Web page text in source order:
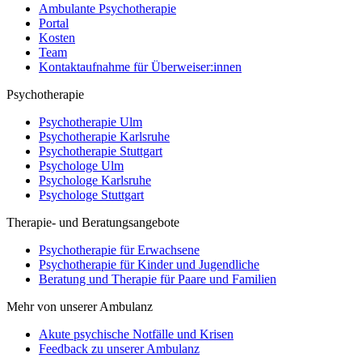
Ambulante Psychotherapie
Portal
Kosten
Team
Kontaktaufnahme für Überweiser:innen
Psychotherapie
Psychotherapie Ulm
Psychotherapie Karlsruhe
Psychotherapie Stuttgart
Psychologe Ulm
Psychologe Karlsruhe
Psychologe Stuttgart
Therapie- und Beratungsangebote
Psychotherapie für Erwachsene
Psychotherapie für Kinder und Jugendliche
Beratung und Therapie für Paare und Familien
Mehr von unserer Ambulanz
Akute psychische Notfälle und Krisen
Feedback zu unserer Ambulanz